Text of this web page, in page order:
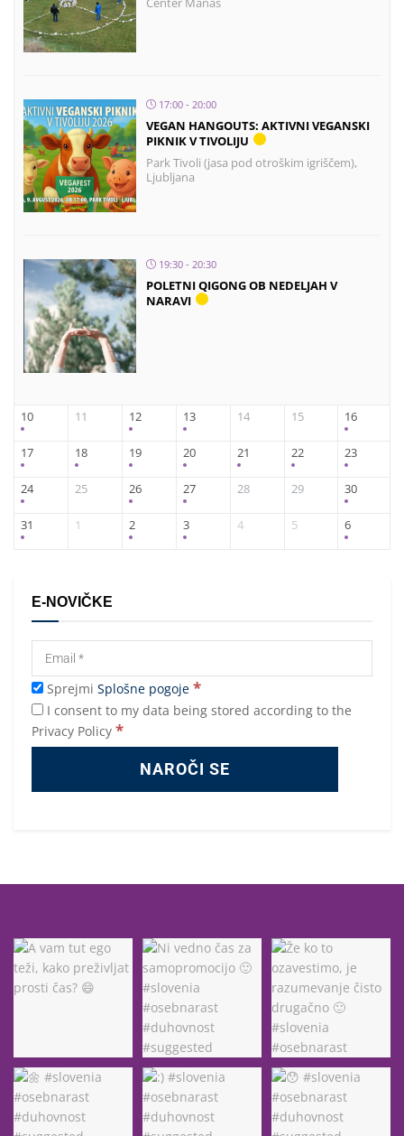
17:00 - 20:00
VEGAN HANGOUTS: AKTIVNI VEGANSKI
PIKNIK V TIVOLIJU
Park Tivoli (jasa pod otroškim igriščem),
Ljubljana
19:30 - 20:30
POLETNI QIGONG OB NEDELJAH V
NARAVI
10 11 12 13 14 15 16
17 18 19 20 21 22 23
24 25 26 27 28 29 30
31 1 2 3 4 5 6
E-NOVIČKE
Sprejmi Splošne pogoje *
I consent to my data being stored according to the
Privacy Policy *